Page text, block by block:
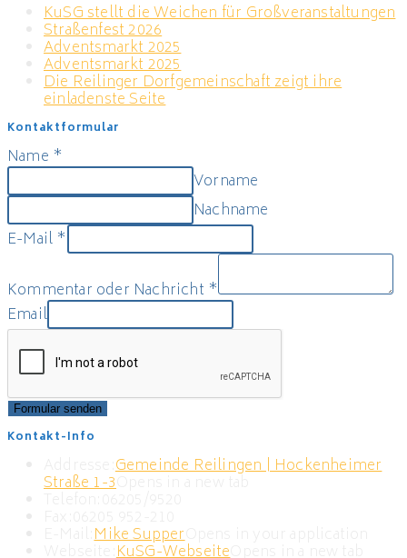
KuSG stellt die Weichen für Großveranstaltungen
Straßenfest 2026
Adventsmarkt 2025
Adventsmarkt 2025
Die Reilinger Dorfgemeinschaft zeigt ihre
einladenste Seite
Kontaktformular
Name *
Vorname
Nachname
E-Mail *
Kommentar oder Nachricht *
Email
Formular senden
Kontakt-Info
Addresse:Gemeinde Reilingen | Hockenheimer
Straße 1-3
E-Mail:Mike SupperOpens in your application
Webseite:KuSG-WebseiteOpens in a new tab